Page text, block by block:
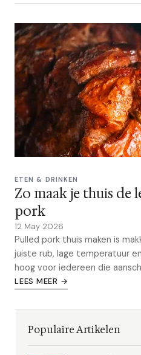
ETEN & DRINKEN
Zo maak je thuis de
pork
12 May 2026
Pulled pork thuis maken is
juiste rub, lage temperatuur
hoog voor iedereen die
LEES MEER →
Populaire Artikelen